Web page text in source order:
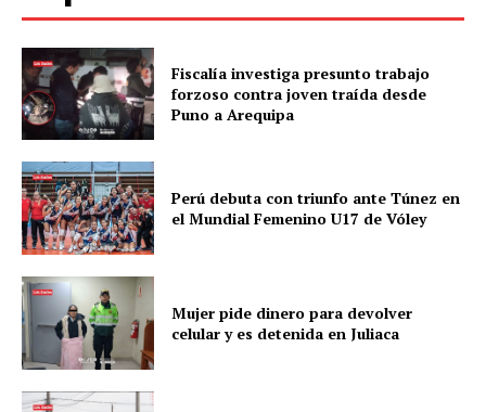
Fiscalía investiga presunto trabajo
forzoso contra joven traída desde
Puno a Arequipa
Perú debuta con triunfo ante Túnez en
el Mundial Femenino U17 de Vóley
Mujer pide dinero para devolver
celular y es detenida en Juliaca